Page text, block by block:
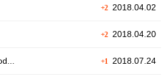
+22018.04.02
+22018.04.20
+1 2018.07.24